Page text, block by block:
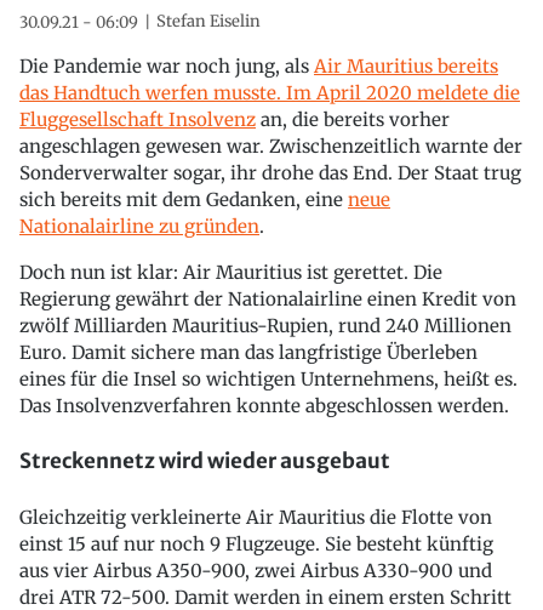
30.09.21 - 06:09 Stefan Eiselin
Die Pandemie war noch jung, als Air Mauritius bereits
das Handtuch werfen musste. Im April 2020 meldete die
Fluggesellschaft Insolvenz an, die bereits vorher
angeschlagen gewesen war. Zwischenzeitlich warnte der
Sonderverwalter sogar, ihr drohe das End. Der Staat trug
sich bereits mit dem Gedanken, eine neue
Nationalairline zu gründen.
Doch nun ist klar: Air Mauritius ist gerettet. Die
Regierung gewährt der Nationalairline einen Kredit von
zwölf Milliarden Mauritius-Rupien, rund 240 Millionen
Euro. Damit sichere man das langfristige Überleben
eines für die Insel so wichtigen Unternehmens, heißt es.
Das Insolvenzverfahren konnte abgeschlossen werden.
Streckennetz wird wieder ausgebaut
Gleichzeitig verkleinerte Air Mauritius die Flotte von
einst 15 auf nur noch 9 Flugzeuge. Sie besteht künftig
aus vier Airbus A350-900, zwei Airbus A330-900 und
drei ATR 72-500. Damit werden in einem ersten Schritt